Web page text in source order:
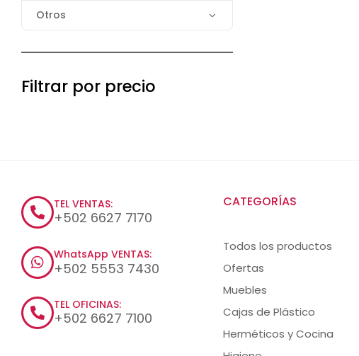
Otros
Filtrar por precio
TEL VENTAS:
+502 6627 7170
WhatsApp VENTAS:
+502 5553 7430
TEL OFICINAS:
+502 6627 7100
CATEGORÍAS
Todos los productos
Ofertas
Muebles
Cajas de Plástico
Herméticos y Cocina